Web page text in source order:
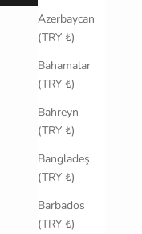
Azerbaycan
(TRY ₺)
Bahamalar
(TRY ₺)
Bahreyn
(TRY ₺)
Bangladeş
(TRY ₺)
Barbados
(TRY ₺)